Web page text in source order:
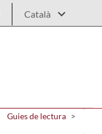
Guies de lectura